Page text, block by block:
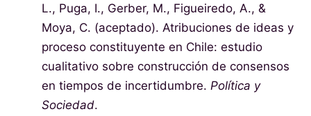
L., Puga, I., Gerber, M., Figueiredo, A., &
Moya, C. (aceptado). Atribuciones de ideas y
proceso constituyente en Chile: estudio
cualitativo sobre construcción de consensos
en tiempos de incertidumbre. Política y
Sociedad.